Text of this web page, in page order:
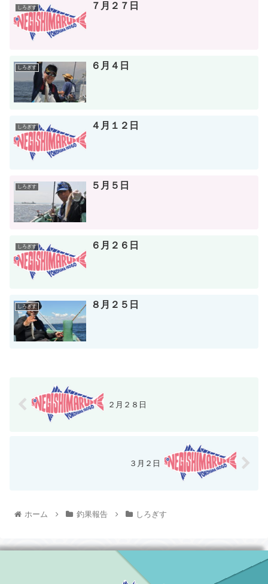
しろぎす ７月２７日
しろぎす ６月４日
しろぎす ４月１２日
しろぎす ５月５日
しろぎす ６月２６日
しろぎす ８月２５日
２月２８日
３月２日
ホーム 釣果報告 しろぎす